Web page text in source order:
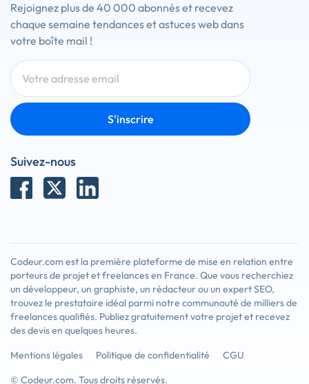
Rejoignez plus de 40 000 abonnés et recevez
chaque semaine tendances et astuces web dans
votre boîte mail !
S'inscrire
Suivez-nous
Codeur.com est la première plateforme de mise en relation entre
porteurs de projet et freelances en France. Que vous recherchiez
un développeur, un graphiste, un rédacteur ou un expert SEO,
trouvez le prestataire idéal parmi notre communauté de milliers de
freelances qualifiés. Publiez gratuitement votre projet et recevez
des devis en quelques heures.
Mentions légales
Politique de confidentialité
CGU
© Codeur.com. Tous droits réservés.